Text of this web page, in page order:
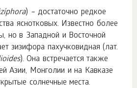
) – достаточно редкое
яснотковых. Известно более
но в Западной и Восточной
зизифора пахучковидная (лат.
). Она встречается также
Азии, Монголии и на Кавказе
солнечные места.